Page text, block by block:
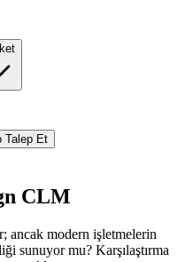
Talep Et
CLM
ancak modern işletmelerin
sunuyor mu? Karşılaştırma